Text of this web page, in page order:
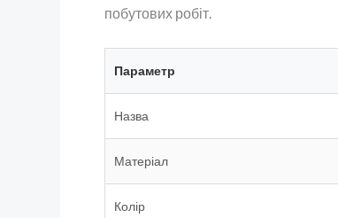
побутових робіт.
Параметр
Назва
Матеріал
Колір